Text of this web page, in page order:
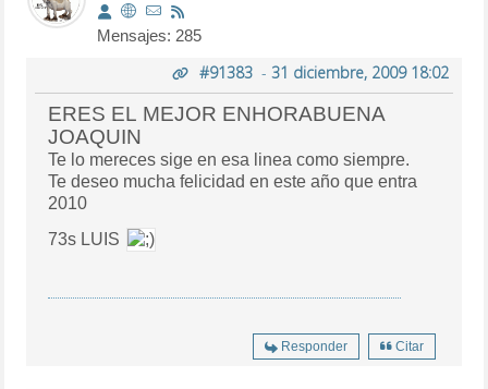
Mensajes: 285
#91383- 31 diciembre, 2009 18:02
ERES EL MEJOR ENHORABUENA
JOAQUIN
Te lo mereces sige en esa linea como siempre.
Te deseo mucha felicidad en este año que entra
2010
73s LUIS
Responder Citar